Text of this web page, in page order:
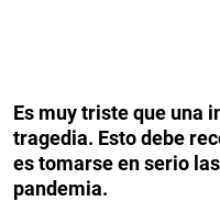
Es muy triste que una
tragedia. Esto debe
es tomarse en serio
pandemia.